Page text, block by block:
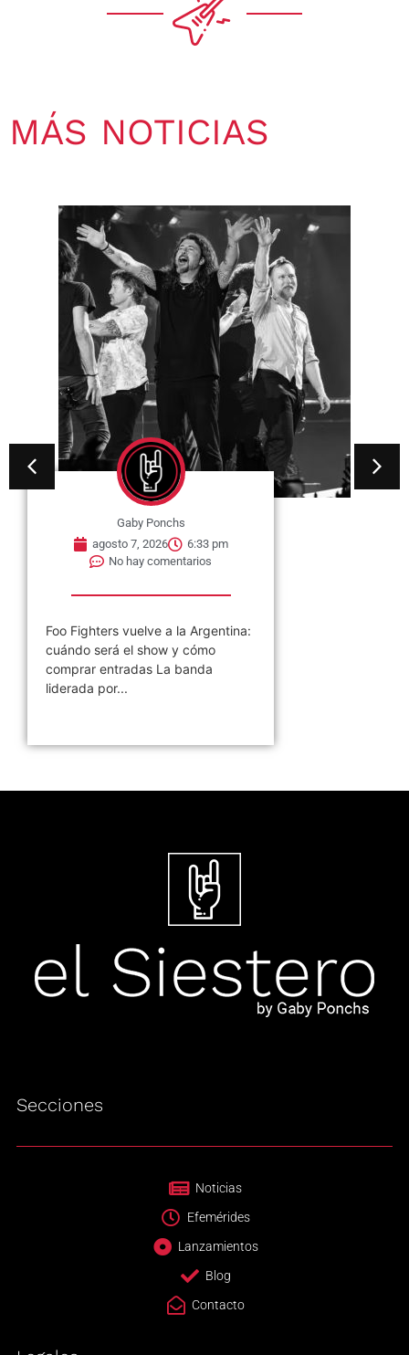
MÁS NOTICIAS
Gaby Ponchs
agosto 7, 2026
6:33 pm
No hay comentarios
Foo Fighters vuelve a la Argentina:
cuándo será el show y cómo
comprar entradas La banda
liderada por...
Secciones
Noticias
Efemérides
Lanzamientos
Blog
Contacto